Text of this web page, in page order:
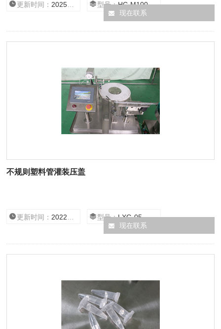
动平稳，结构紧凑、合理，操作简单等优点。符合GMP要求。
更新时间： 2025/7/22 0:00:00 型号：HC-M100
现在联系
不规则塑料管灌装压盖
更新时间： 2022/10/17 17:12:47 型号：LXG-05
现在联系